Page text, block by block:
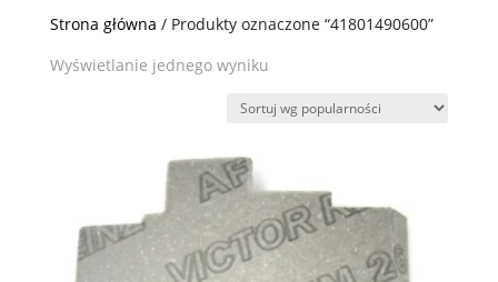
Strona główna / Produkty oznaczone “41801490600”
Wyświetlanie jednego wyniku